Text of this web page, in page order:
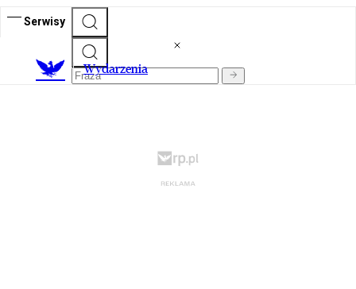
Serwisy
Wydarzenia